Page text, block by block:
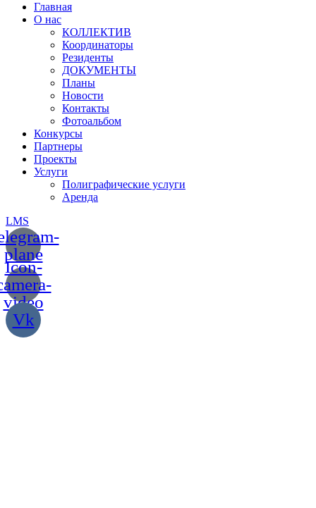
Главная
О нас
КОЛЛЕКТИВ
Координаторы
Резиденты
ДОКУМЕНТЫ
Планы
Новости
Контакты
Фотоальбом
Конкурсы
Партнеры
Проекты
Услуги
Полиграфические услуги
Аренда
LMS
plane
Icon-
video
Vk